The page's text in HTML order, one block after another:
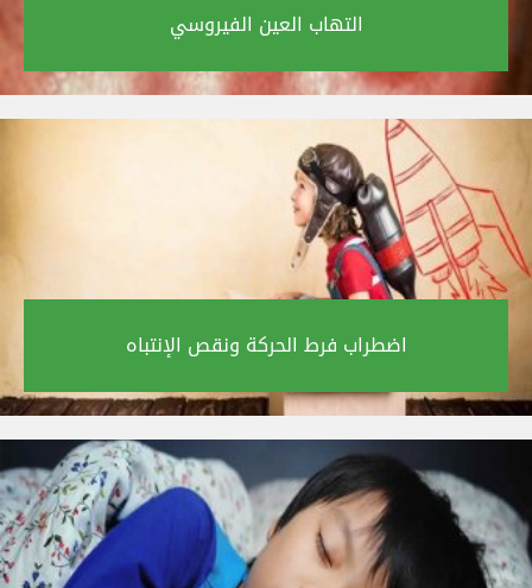
التهاب العين الفيروسي‎
اضطراب فرط الحركة ونقص الإنتباه‎